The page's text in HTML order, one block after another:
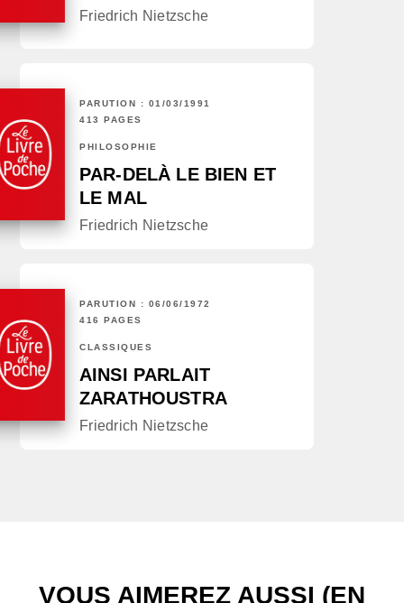
Friedrich Nietzsche
PARUTION : 01/03/1991
413 PAGES
PHILOSOPHIE
PAR-DELÀ LE BIEN ET
LE MAL
Friedrich Nietzsche
PARUTION : 06/06/1972
416 PAGES
CLASSIQUES
AINSI PARLAIT
ZARATHOUSTRA
Friedrich Nietzsche
VOUS AIMEREZ AUSSI (EN